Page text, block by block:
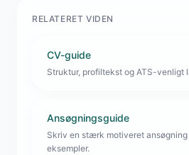
RELATERET VIDEN
CV-guide
Struktur, profiltekst og ATS-venligt
Ansøgningsguide
Skriv en stærk motiveret
eksempler.